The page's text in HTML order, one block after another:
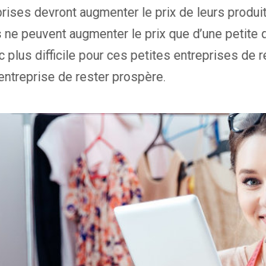
devront augmenter le prix de leurs
peuvent augmenter le prix que d’une
plus difficile pour ces petites entreprises
de rester prospère.